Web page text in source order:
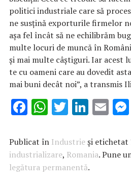
politici industriale care să
ne susţină exporturile firmelor
aşa fel încât să ne echilibrăm
multe locuri de muncă în
şi mai multe câştiguri. Iar acest
te cu oameni care au dovedit
mai buni decât noi”, a transmis
F
e
b
o
W
at
s
A
T
it
te
r
Li
k
e
dI
E
ai
l
Publicat în Industrieși etichetat
industrializare, Romania. Pune
legătura permanentă.